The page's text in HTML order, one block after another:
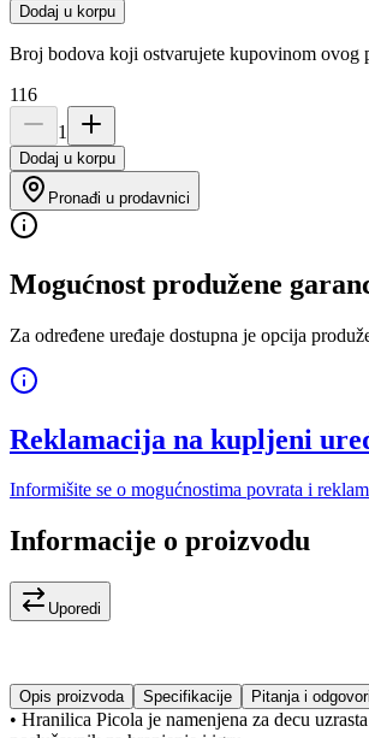
Dodaj u korpu
Broj bodova koji ostvarujete kupovinom ovog
116
1
Dodaj u korpu
Pronađi u prodavnici
Mogućnost produžene
Za određene uređaje dostupna je opcija
Reklamacija na kupljeni
Informišite se o mogućnostima povrata i
Informacije o proizvodu
Uporedi
Opis proizvoda Specifikacije Pitanja i odgovori
• Hranilica Picola je namenjena za decu